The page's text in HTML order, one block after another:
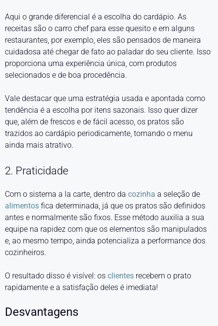
Aqui o grande diferencial é a escolha do cardápio. As
receitas são o carro chef para esse quesito e em alguns
restaurantes, por exemplo, eles são pensados de maneira
cuidadosa até chegar de fato ao paladar do seu cliente. Isso
proporciona uma experiência única, com produtos
selecionados e de boa procedência.
Vale destacar que uma estratégia usada e apontada como
tendência é a escolha por itens sazonais. Isso quer dizer
que, além de frescos e de fácil acesso, os pratos são
trazidos ao cardápio periodicamente, tornando o menu
ainda mais atrativo.
2. Praticidade
Com o sistema a la carte, dentro da cozinha a seleção de
alimentos fica determinada, já que os pratos são definidos
antes e normalmente são fixos. Esse método auxilia a sua
equipe na rapidez com que os elementos são manipulados
e, ao mesmo tempo, ainda potencializa a performance dos
cozinheiros.
O resultado disso é visível: os clientes recebem o prato
rapidamente e a satisfação deles é imediata!
Desvantagens